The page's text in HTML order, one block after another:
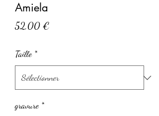
Amiela
52,00 €
Taille *
gravure *